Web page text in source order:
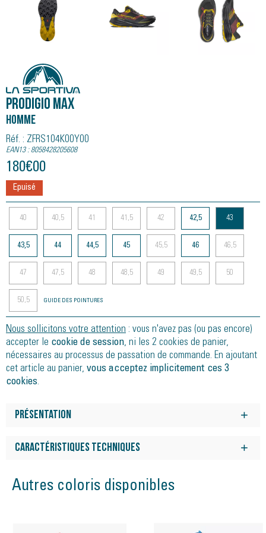
La Sportiva
Prodigio Max
Homme
Réf. : ZFRS104K00Y00
EAN13 : 8058428205608
180€00
Epuisé
40 40,5 41 41,5 42 42,5 43
43,5 44 44,5 45 45,5 46 46,5
47 47,5 48 48,5 49 49,5 50
50,5 GUIDE DES POINTURES
Nous sollicitons votre attention : vous n'avez pas (ou pas encore)
accepter le cookie de session, ni les 2 cookies de panier,
nécessaires au processus de passation de commande. En ajoutant
cet article au panier, vous acceptez implicitement ces 3
cookies.
Présentation
les amateurs du monde de l'Ultra qui recherchent un maximum
pour affronter tous types de sentiers sur des distances
Caractéristiques techniques
XFlow 5 mm avec mousse superficielle en TPU 100 % recyclée
Autres coloris disponibles